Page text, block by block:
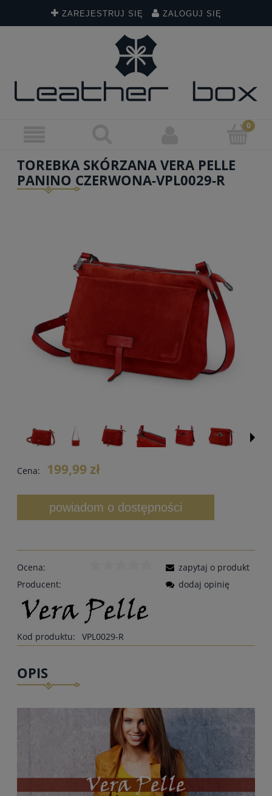
ZAREJESTRUJ SIĘ ZALOGUJ SIĘ
TOREBKA SKÓRZANA VERA PELLE
PANINO CZERWONA-VPL0029-R
Cena: 199,99 zł
powiadom o dostępności
Ocena:
Producent:
Kod produktu: VPL0029-R
zapytaj o produkt
dodaj opinię
OPIS